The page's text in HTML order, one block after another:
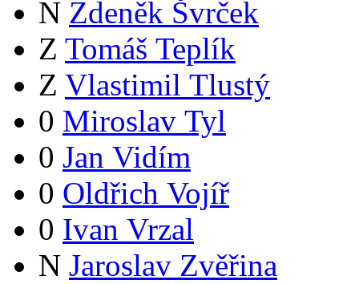
N Zdeněk Švrček
Z Tomáš Teplík
Z Vlastimil Tlustý
0 Miroslav Tyl
0 Jan Vidím
0 Oldřich Vojíř
0 Ivan Vrzal
N Jaroslav Zvěřina